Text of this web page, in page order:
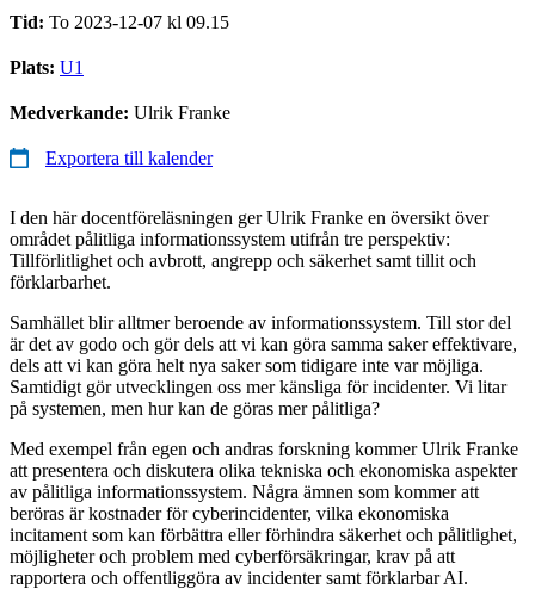
Tid: To 2023-12-07 kl 09.15
Plats: U1
Medverkande: Ulrik Franke
Exportera till kalender
I den här docentföreläsningen ger Ulrik Franke en översikt över
området pålitliga informationssystem utifrån tre perspektiv:
Tillförlitlighet och avbrott, angrepp och säkerhet samt tillit och
förklarbarhet.
Samhället blir alltmer beroende av informationssystem. Till stor del
är det av godo och gör dels att vi kan göra samma saker effektivare,
dels att vi kan göra helt nya saker som tidigare inte var möjliga.
Samtidigt gör utvecklingen oss mer känsliga för incidenter. Vi litar
på systemen, men hur kan de göras mer pålitliga?
Med exempel från egen och andras forskning kommer Ulrik Franke
att presentera och diskutera olika tekniska och ekonomiska aspekter
av pålitliga informationssystem. Några ämnen som kommer att
beröras är kostnader för cyberincidenter, vilka ekonomiska
incitament som kan förbättra eller förhindra säkerhet och pålitlighet,
möjligheter och problem med cyberförsäkringar, krav på att
rapportera och offentliggöra av incidenter samt förklarbar AI.